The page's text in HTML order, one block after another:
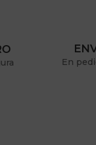
En